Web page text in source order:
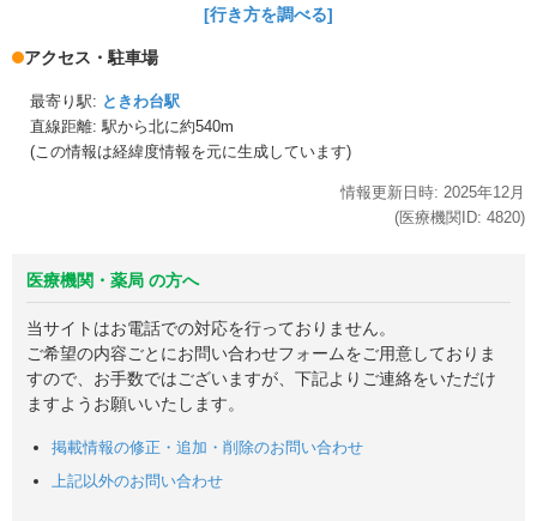
[行き方を調べる]
アクセス・駐車場
最寄り駅: ときわ台駅
直線距離: 駅から北に約540m
(この情報は経緯度情報を元に生成しています)
情報更新日時: 2025年12月
(医療機関ID: 4820)
医療機関・薬局 の方へ
当サイトはお電話での対応を行っておりません。
ご希望の内容ごとにお問い合わせフォームをご用意しておりま
すので、お手数ではございますが、下記よりご連絡をいただけ
ますようお願いいたします。
掲載情報の修正・追加・削除のお問い合わせ
上記以外のお問い合わせ